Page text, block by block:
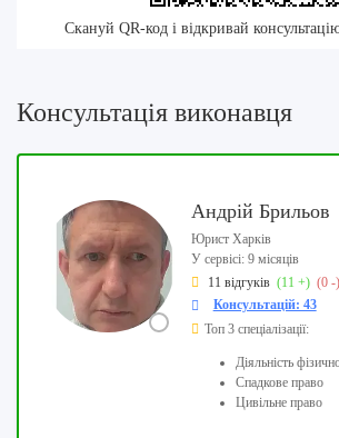
Скануй QR-код і відкривай
Консультація виконавця
Андрій Брильов
Юрист Харків
У сервісі: 9 місяців
11 відгуків (11 +) (0 -)
Консультацій: 43
Топ 3 спеціалізації:
Діяльність
Спадкове право
Цивільне право